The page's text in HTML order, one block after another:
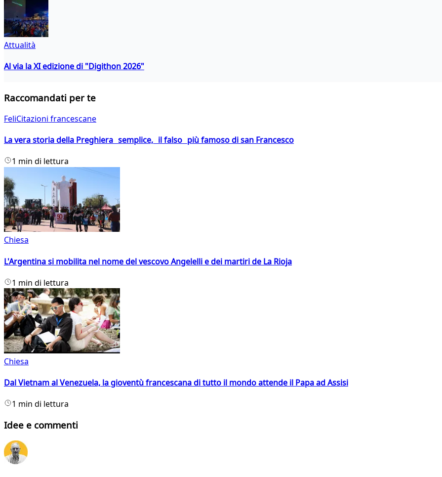
Attualità
Al via la XI edizione di "Digithon 2026"
Raccomandati per te
FeliCitazioni francescane
La vera storia della Preghiera semplice, il falso più famoso di san Francesco
1 min di lettura
Chiesa
L'Argentina si mobilita nel nome del vescovo Angelelli e dei martiri de La Rioja
1 min di lettura
Chiesa
Dal Vietnam al Venezuela, la gioventù francescana di tutto il mondo attende il Papa ad Assisi
1 min di lettura
Idee e commenti